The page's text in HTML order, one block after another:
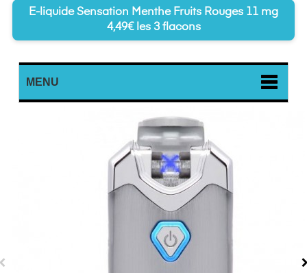
E-liquide Sensation Menthe Fruits Rouges 11 mg
4,49€ les 3 flacons
MENU